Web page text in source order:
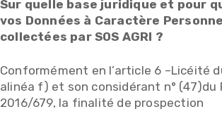
Sur quelle base juridique et pour
vos Données à Caractère
collectées par SOS AGRI ?
Conformément en l’article 6 –Licéité
alinéa f) et son considérant n° (47)du
2016/679, la finalité de prospection